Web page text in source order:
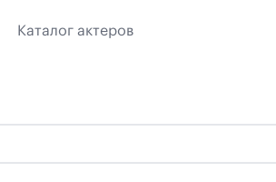
Каталог актеров